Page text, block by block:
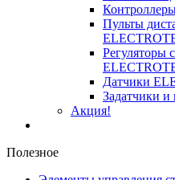
Пульты
Регуляторы
Датчики
Задатчики
Акция!
Полезное